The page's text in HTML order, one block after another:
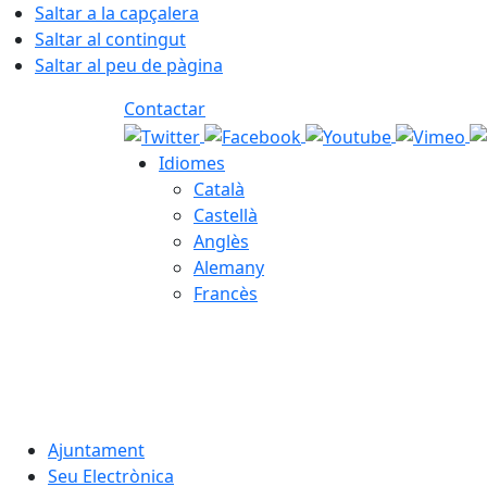
Saltar a la capçalera
Saltar al contingut
Saltar al peu de pàgina
Contactar
Idiomes
Català
Castellà
Anglès
Alemany
Francès
Ajuntament
Seu Electrònica